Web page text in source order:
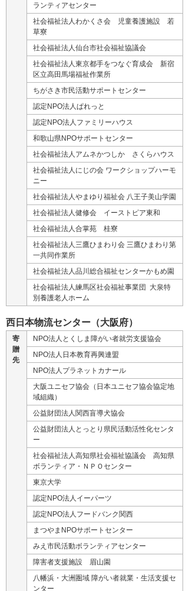
ランティアセンター
社会福祉法人わかくさ会 児童養護施設 若
草寮
社会福祉法人仙台市社会福祉協議会
社会福祉法人東京都手をつなぐ育成会 新宿
区立高田馬場福祉作業所
ちがさき市民活動サポートセンター
認定NPO法人ぱれっと
認定NPO法人ファミリーハウス
和歌山県NPOサポートセンター
社会福祉法人アムネかつしか さくらハウス
社会福祉法人にじの会 ワークショップハーモ
ニー
社会福祉法人やまゆり福祉会 八王子美山学園
社会福祉法人健修会 イーストピア東和
社会福祉法人合掌苑 桂寮
社会福祉法人三鷹ひまわり会 三鷹ひまわり第
一共同作業所
社会福祉法人品川総合福祉センターかもめ園
社会福祉法人練馬区社会福祉事業団 大泉特
別養護老人ホーム
西日本物流センター（大阪府）
寄
贈
先
NPO法人とくしま障がい者就労支援協会
NPO法人日本教育再興連盟
NPO法人プラネットカナール
大阪ユニセフ協会（日本ユニセフ協会協定地
域組織）
公益財団法人関西盲導犬協会
公益財団法人とっとり県民活動活性化センタ
ー
社会福祉法人高知県社会福祉協議会 高知県
ボランティア・ＮＰＯセンター
東京大学
認定NPO法人イーパーツ
認定NPO法人フードバンク関西
まつやまNPOサポートセンター
みえ市民活動ボランティアセンター
障害者支援施設 眉山園
八幡浜・大洲圏域 障がい者就業・生活支援セ
ンター